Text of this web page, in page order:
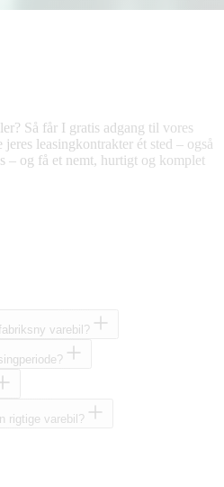
Så får I gratis adgang til vores
leasingkontrakter ét sted – også
– og få et nemt, hurtigt og komplet
varebil?
rigtige varebil?